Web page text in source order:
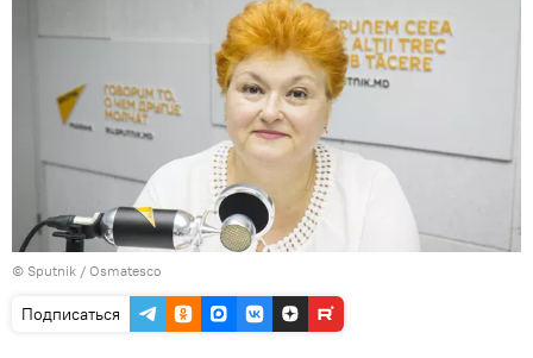
© Sputnik / Osmatesco
Подписаться